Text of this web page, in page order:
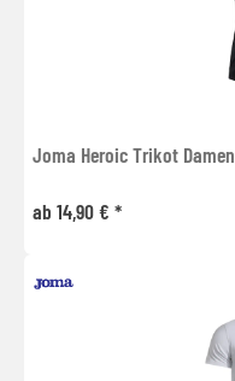
Joma Heroic Trikot Damen
ab 14,90 € *